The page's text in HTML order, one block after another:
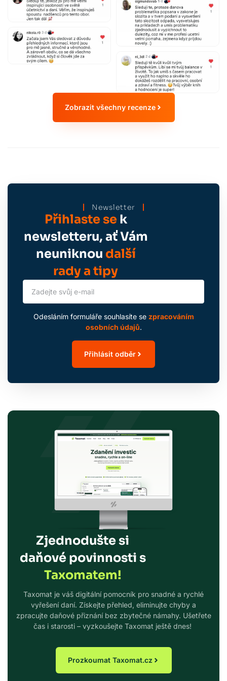
Zobrazit všechny recenze
Newsletter
Přihlaste sek
newsletteru, ať Vám
neuniknou další
rady a tipy
Odesláním formuláře souhlasíte se zpracováním
osobních údajů.
Přihlásit odběr
Zjednodušte si
daňové povinnosti s
Taxomatem!
Taxomat je váš digitální pomocník pro snadné a rychlé
vyřešení daní. Získejte přehled, eliminujte chyby a
zpracujte daňové přiznání bez zbytečné námahy. Ušetřete
čas i starosti – vyzkoušejte Taxomat ještě dnes!
Prozkoumat Taxomat.cz